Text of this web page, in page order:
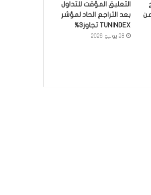
طنا من
التعليق المؤقت للتداول
بعد التراجع الحاد لمؤشر
TUNINDEX تجاوز3%
28 يوليو 2026